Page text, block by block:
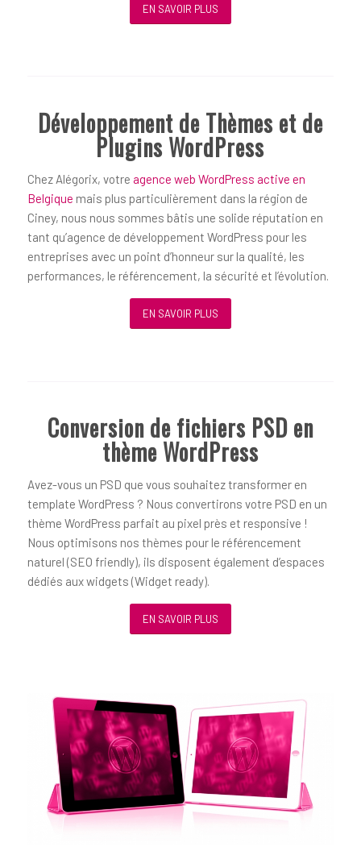
EN SAVOIR PLUS
Développement de Thèmes et de
Plugins WordPress
Chez Alégorix, votre agence web WordPress active en
Belgique mais plus particulièrement dans la région de
Ciney, nous nous sommes bâtis une solide réputation en
tant qu’agence de développement WordPress pour les
entreprises avec un point d’honneur sur la qualité, les
performances, le référencement, la sécurité et l’évolution.
EN SAVOIR PLUS
Conversion de fichiers PSD en
thème WordPress
Avez-vous un PSD que vous souhaitez transformer en
template WordPress ? Nous convertirons votre PSD en un
thème WordPress parfait au pixel près et responsive !
Nous optimisons nos thèmes pour le référencement
naturel (SEO friendly), ils disposent également d’espaces
dédiés aux widgets (Widget ready).
EN SAVOIR PLUS